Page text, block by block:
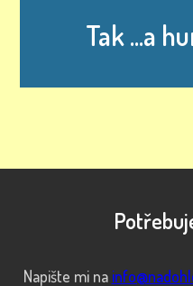
Tak ...a
Napište mi na